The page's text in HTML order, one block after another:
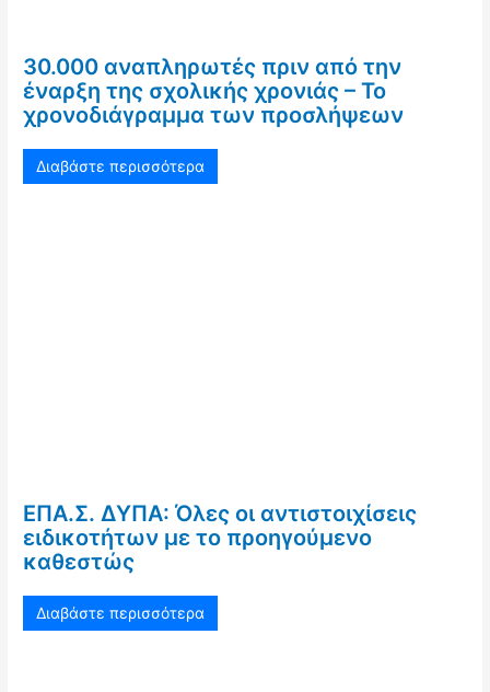
30.000 αναπληρωτές πριν από την
έναρξη της σχολικής χρονιάς – Το
χρονοδιάγραμμα των προσλήψεων
Διαβάστε περισσότερα
ΕΠΑ.Σ. ΔΥΠΑ: Όλες οι αντιστοιχίσεις
ειδικοτήτων με το προηγούμενο
καθεστώς
Διαβάστε περισσότερα